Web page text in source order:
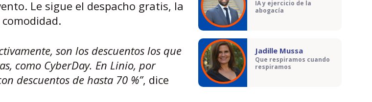
Le sigue el despacho gratis, la
son los descuentos los que
como CyberDay. En Linio, por
descuentos de hasta 70 %”, dice
IA y ejercicio de la
abogacía
Jadille Mussa
Que respiramos cuando
respiramos